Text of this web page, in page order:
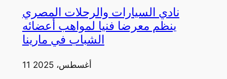
نادي السيارات والرحلات المصري
ينظم معرضا فنيا لمواهب أعضائه
الشباب في مارينا
11 أغسطس، 2025